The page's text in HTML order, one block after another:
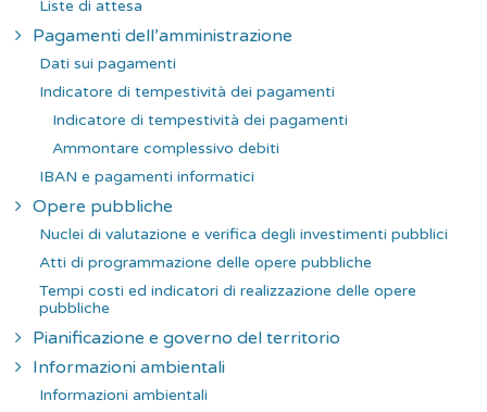
Liste di attesa
Pagamenti dell’amministrazione
Dati sui pagamenti
Indicatore di tempestività dei pagamenti
Indicatore di tempestività dei pagamenti
Ammontare complessivo debiti
IBAN e pagamenti informatici
Opere pubbliche
Nuclei di valutazione e verifica degli investimenti pubblici
Atti di programmazione delle opere pubbliche
Tempi costi ed indicatori di realizzazione delle opere
pubbliche
Pianificazione e governo del territorio
Informazioni ambientali
Informazioni ambientali